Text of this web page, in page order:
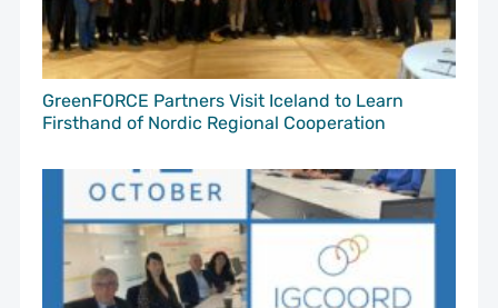
GreenFORCE Partners Visit Iceland to Learn
Firsthand of Nordic Regional Cooperation